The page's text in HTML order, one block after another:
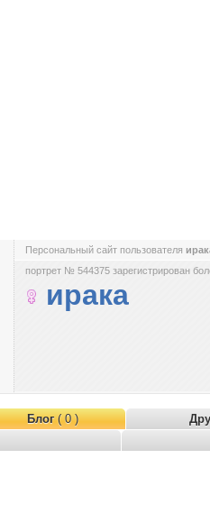
Персональный сайт пользователя
портрет № 544375 зарегистрирован
ирака
Блог( 0 )